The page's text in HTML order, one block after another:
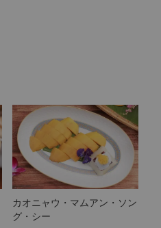
カオニャウ・マムアン・ソン
グ・シー